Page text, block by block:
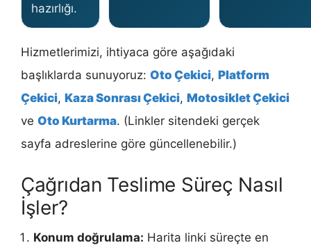
hazırlığı.
Hizmetlerimizi, ihtiyaca göre aşağıdaki
başlıklarda sunuyoruz: Oto Çekici, Platform
Çekici, Kaza Sonrası Çekici, Motosiklet Çekici
ve Oto Kurtarma. (Linkler sitendeki gerçek
sayfa adreslerine göre güncellenebilir.)
Çağrıdan Teslime Süreç Nasıl
İşler?
Konum doğrulama: Harita linki süreçte en